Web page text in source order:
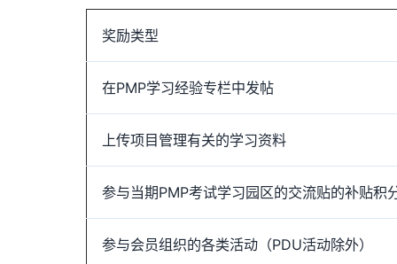
奖励类型
在PMP学习经验专栏中发帖
上传项目管理有关的学习资料
参与当期PMP考试学习园区的交流贴的补贴积
参与会员组织的各类活动（PDU活动除外）